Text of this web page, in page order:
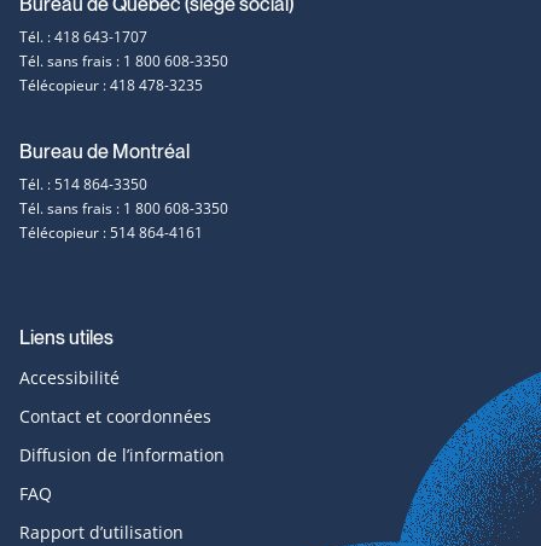
Coordonnées
et
contact
Bureau de Québec (siège social)
Tél. : 418 643-1707
Tél. sans frais : 1 800 608-3350
Télécopieur : 418 478-3235
Bureau de Montréal
Tél. : 514 864-3350
Tél. sans frais : 1 800 608-3350
Télécopieur : 514 864-4161
Liens utiles
Accessibilité
Contact et coordonnées
Diffusion de l’information
FAQ
Rapport d’utilisation